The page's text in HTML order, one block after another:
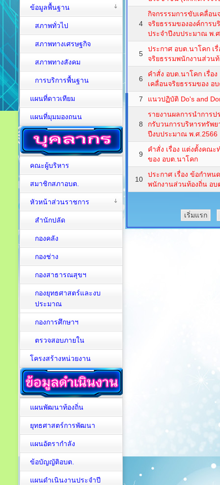
4
กิจกรรรมการขับเคลื่อน
จริยธรรมขององค์การ
ประจำปีงบประมาณ พ.
5
ประกาศ อบต.นาโคก เ
จริยธรรมพนักงานส่วน
6
คำสั่ง อบต.นาโคก เรื่อ
เคลื่อนจริยธรรมของ อ
7
แนวปฏิบัติ Do's and
8
รายงานผลการนำการป
กรับวนการบริหารทรัพ
ปีงบประมาณ พ.ศ.2566
9
คำสั่ง เรื่อง แต่งตั้งคณ
ของ อบต.นาโคก
10
ประกาศ เรื่อง ข้อกำห
พนักงานส่วนท้องถิ่น อบ
เริ่มแรก
ข้อมูลพื้นฐาน
สภาพทั่วไป
สภาพทางเศรษฐกิจ
สภาพทางสังคม
การบริการพื้นฐาน
แผนที่ดาวเทียม
แผนที่มุมมองถนน
คณะผู้บริหาร
สมาชิกสภาอบต.
หัวหน้าส่วนราชการ
สำนักปลัด
กองคลัง
กองช่าง
กองสาธารณสุขฯ
กองยุทธศาสตร์และงบ
ประมาณ
กองการศึกษาฯ
ตรวจสอบภายใน
โครงสร้างหน่วยงาน
แผนพัฒนาท้องถิ่น
ยุทธศาสตร์การพัฒนา
แผนอัตรากำลัง
ข้อบัญญัติอบต.
แผนดำเนินงานประจำปี